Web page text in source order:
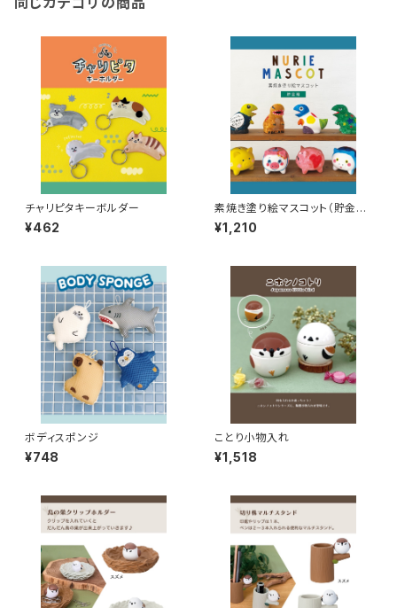
チャリピタキーボルダー
¥462
素焼き塗り絵マスコット（貯金
箱）
¥1,210
ボディスポンジ
¥748
ことり小物入れ
¥1,518